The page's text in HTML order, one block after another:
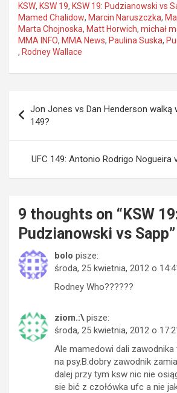
KSW, KSW 19, KSW 19: Pudzianowski vs
Mamed Chalidow, Marcin Naruszczka,
Marta Chojnoska, Matt Horwich, michał
MMA INFO, MMA News, Paulina Suska,
, Rodney Wallace
wpisu
Jon Jones vs Dan Henderson walką
149?
UFC 149: Antonio Rodrigo Nogueira
9 thoughts on “ KSW
Pudzianowski vs Sapp”
bolo pisze:
środa, 25 kwietnia, 2012 o
Rodney Who??????
ziom.:\ pisze:
środa, 25 kwietnia, 2012 o
Ale mamedowi dali
na psy.B.dobry zawodnik
dalej przy tym ksw nic nie
sie bić z czołówka ufc a nie